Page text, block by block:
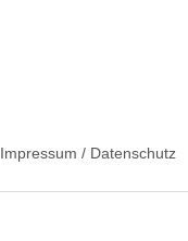
Impressum / Datenschutz